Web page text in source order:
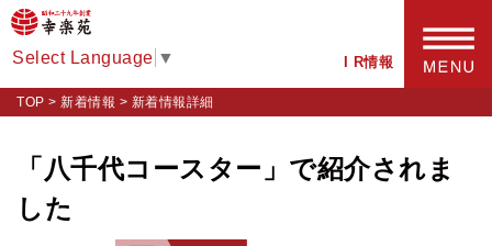
Select Language ▼ I R情報
TOP > 新着情報 > 新着情報詳細
「八千代コースター」で紹介されま
した